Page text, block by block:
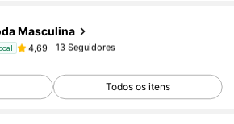
Masculina
a***2 seguido1 dia atrás
4,69 13 Seguidores
Todos os itens